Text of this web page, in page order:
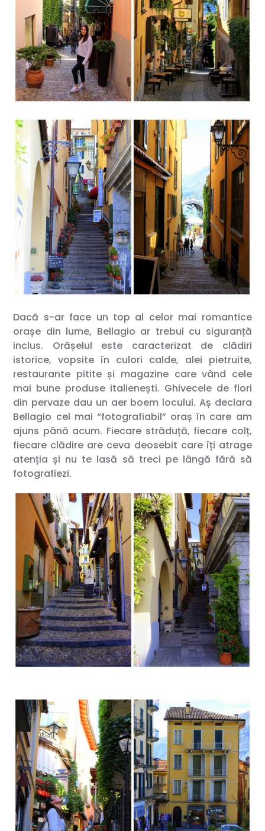
Dacă s-ar face un top al celor mai romantice
orașe din lume, Bellagio ar trebui cu siguranță
inclus. Orășelul este caracterizat de clădiri
istorice, vopsite în culori calde, alei pietruite,
restaurante pitite și magazine care vând cele
mai bune produse italienești. Ghivecele de flori
din pervaze dau un aer boem locului. Aș declara
Bellagio cel mai “fotografiabil” oraș în care am
ajuns până acum. Fiecare străduță, fiecare colț,
fiecare clădire are ceva deosebit care îți atrage
atenția și nu te lasă să treci pe lângă fără să
fotografiezi.